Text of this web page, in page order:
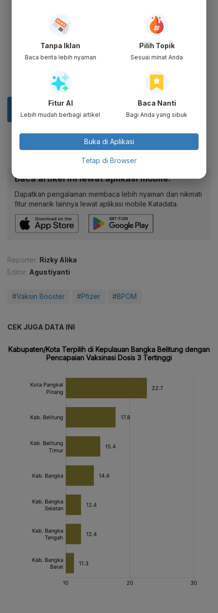
Baca artikel ini lewat aplikasi mobile.
Dapatkan pengalaman membaca lebih nyaman dan nikmati
fitur menarik lainnya lewat aplikasi mobile Katadata.
Reporter: Rizky Alika
Editor: Agustiyanti
#Vaksin Booster #Pfizer #BPOM
CEK JUGA DATA INI
Tanpa Iklan
Baca berita lebih nyaman
Pilih Topik
Sesuai minat Anda
Fitur AI
Lebih mudah berbagi artikel
Baca Nanti
Bagi Anda yang sibuk
Buka di Aplikasi
Tetap di Browser